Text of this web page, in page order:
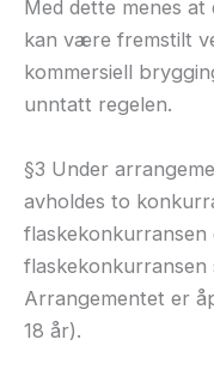
Med dette menes
kan være fremstilt
kommersiell
unntatt regelen.
§3 Under
avholdes to
flaskekonkurransen
Arrangementet er
18 år).